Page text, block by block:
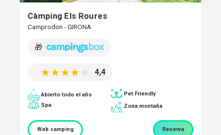
Càmping Els Roures
Camprodon - GIRONA
🎁
4,4
Abierto todo el año
Pet Friendly
Spa
Zona montaña
Web camping Reserva